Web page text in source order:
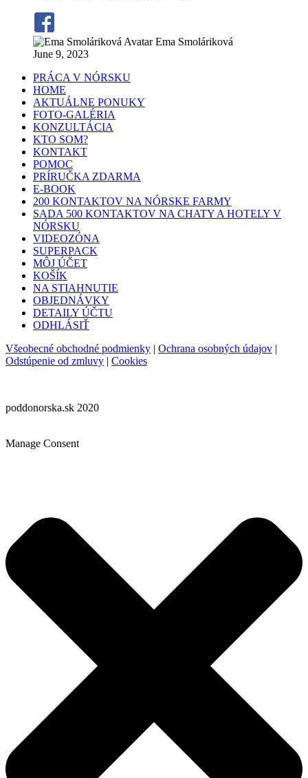
Ema Smoláriková
June 9, 2023
PRÁCA V NÓRSKU
HOME
AKTUÁLNE PONUKY
FOTO-GALÉRIA
KONZULTÁCIA
KTO SOM?
KONTAKT
POMOC
PRÍRUČKA ZDARMA
E-BOOK
200 KONTAKTOV NA NÓRSKE FARMY
SADA 500 KONTAKTOV NA CHATY A HOTELY V
NÓRSKU
VIDEOZÓNA
SUPERPACK
MÔJ ÚČET
KOŠÍK
NA STIAHNUTIE
OBJEDNÁVKY
DETAILY ÚČTU
ODHLÁSIŤ
Všeobecné obchodné podmienky | Ochrana osobných údajov |
Odstúpenie od zmluvy | Cookies
poddonorska.sk 2020
Manage Consent